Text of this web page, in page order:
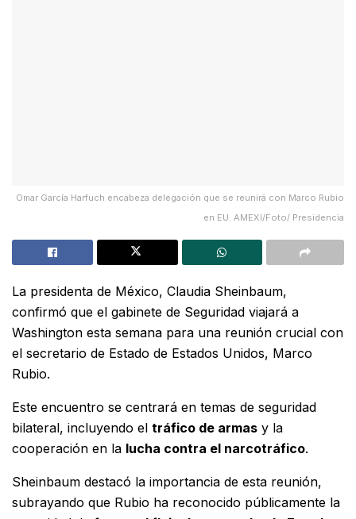
Omar García Harfuch encabeza delegación que se reunirá con Marco Rubio
en EU. AMEXI/Foto/ Presidencia
La presidenta de México, Claudia Sheinbaum,
confirmó que el gabinete de Seguridad viajará a
Washington esta semana para una reunión crucial con
el secretario de Estado de Estados Unidos, Marco
Rubio.
Este encuentro se centrará en temas de seguridad
bilateral, incluyendo el tráfico de armas y la
cooperación en la lucha contra el narcotráfico.
Sheinbaum destacó la importancia de esta reunión,
subrayando que Rubio ha reconocido públicamente la